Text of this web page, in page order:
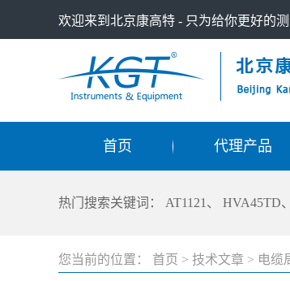
欢迎来到北京康高特 - 只为给你更好的
首页 代理产品
热门搜索关键词： AT1121 、 HVA45TD、
您当前的位置： 首页 > 技术文章 > 电缆